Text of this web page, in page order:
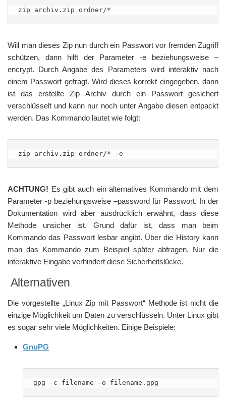
zip archiv.zip ordner/*
Will man dieses Zip nun durch ein Passwort vor fremden Zugriff
schützen, dann hilft der Parameter -e beziehungsweise –
encrypt. Durch Angabe des Parameters wird interaktiv nach
einem Passwort gefragt. Wird dieses korrekt eingegeben, dann
ist das erstellte Zip Archiv durch ein Passwort gesichert
verschlüsselt und kann nur noch unter Angabe diesen entpackt
werden. Das Kommando lautet wie folgt:
zip archiv.zip ordner/* -e
ACHTUNG! Es gibt auch ein alternatives Kommando mit dem
Parameter -p beziehungsweise –password für Passwort. In der
Dokumentation wird aber ausdrücklich erwähnt, dass diese
Methode unsicher ist. Grund dafür ist, dass man beim
Kommando das Passwort lesbar angibt. Über die History kann
man das Kommando zum Beispiel später abfragen. Nur die
interaktive Eingabe verhindert diese Sicherheitslücke.
Alternativen
Die vorgestellte „Linux Zip mit Passwort“ Methode ist nicht die
einzige Möglichkeit um Daten zu verschlüsseln. Unter Linux gibt
es sogar sehr viele Möglichkeiten. Einige Beispiele:
GnuPG
gpg -c filename –o filename.gpg